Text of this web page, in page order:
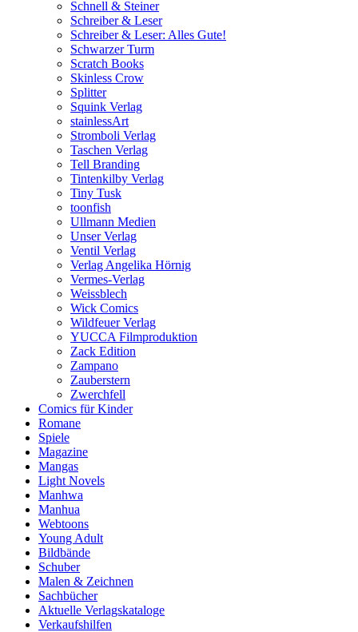
Schnell & Steiner
Schreiber & Leser
Schreiber & Leser: Alles Gute!
Schwarzer Turm
Scratch Books
Skinless Crow
Splitter
Squink Verlag
stainlessArt
Stromboli Verlag
Taschen Verlag
Tell Branding
Tintenkilby Verlag
Tiny Tusk
toonfish
Ullmann Medien
Unser Verlag
Ventil Verlag
Verlag Angelika Hörnig
Vermes-Verlag
Weissblech
Wick Comics
Wildfeuer Verlag
YUCCA Filmproduktion
Zack Edition
Zampano
Zauberstern
Zwerchfell
Comics für Kinder
Romane
Spiele
Magazine
Mangas
Light Novels
Manhwa
Manhua
Webtoons
Young Adult
Bildbände
Schuber
Malen & Zeichnen
Sachbücher
Aktuelle Verlagskataloge
Verkaufshilfen